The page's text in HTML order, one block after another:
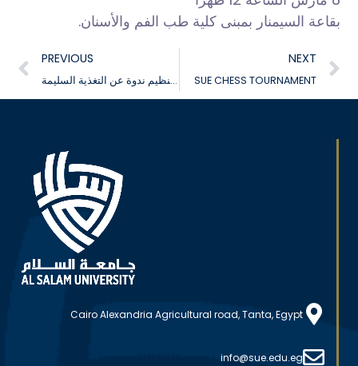
بقاعة السيمنار بمبنى كلية طب الفم والأسنان.
PREVIOUS
إدارة الأنشطة الطلابية بجامعة السلام بمصر تعلن عن تنظيم ندوة عن التغذية السليمة
NEXT
SUE CHESS TOURNAMENT
Cairo Alexandria Agricultural road, Tanta, Egypt
info@sue.edu.eg